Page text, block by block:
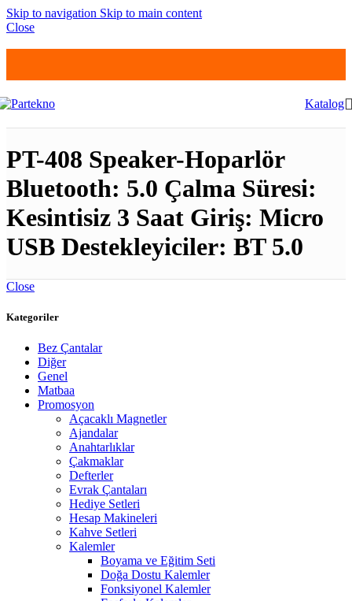
Skip to navigation Skip to main content
Close
Katalog
PT-408 Speaker-Hoparlör
Bluetooth: 5.0 Çalma Süresi:
Kesintisiz 3 Saat Giriş: Micro
USB Destekleyiciler: BT 5.0
Close
Kategoriler
Bez Çantalar
Diğer
Genel
Matbaa
Promosyon
Açacaklı Magnetler
Ajandalar
Anahtarlıklar
Çakmaklar
Defterler
Evrak Çantaları
Hediye Setleri
Hesap Makineleri
Kahve Setleri
Kalemler
Boyama ve Eğitim Seti
Doğa Dostu Kalemler
Fonksiyonel Kalemler